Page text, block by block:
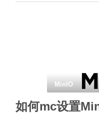
MinIO
如何mc设置